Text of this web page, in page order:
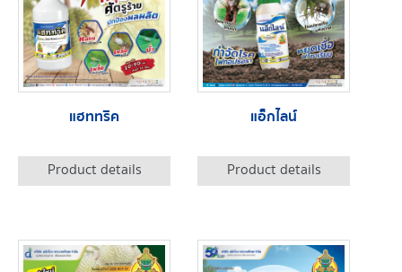
แฮททริค
Product details
แอ็กไลน์
Product details